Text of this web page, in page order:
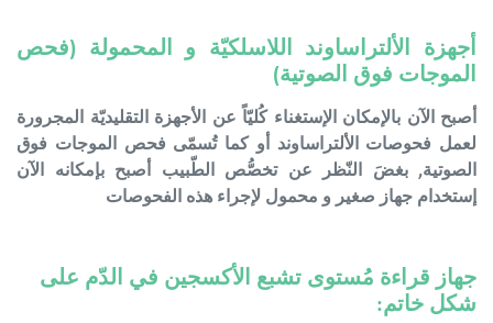
أجهزة الألتراساوند اللاسلكيّة و المحمولة (فحص
الموجات فوق الصوتية)
أصبح الآن بالإمكان الإستغناء كُليّاً عن الأجهزة التقليديّة المجرورة
لعمل فحوصات الألتراساوند أو كما تُسمّى فحص الموجات فوق
الصوتية, بغضَ النّظر عن تخصُّص الطّبيب أصبح بإمكانه الآن
إستخدام جهاز صغير و محمول لإجراء هذه الفحوصات
جهاز قراءة مُستوى تشبع الأكسجين في الدّم على
شكل خاتم: